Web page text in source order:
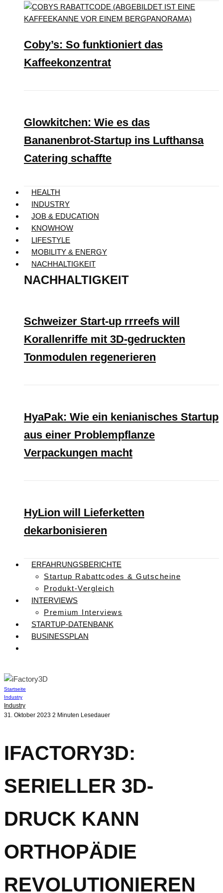
Coby’s: So funktioniert das
Kaffeekonzentrat
Glowkitchen: Wie es das
Bananenbrot-Startup ins Lufthansa
Catering schaffte
HEALTH
INDUSTRY
JOB & EDUCATION
KNOWHOW
LIFESTYLE
MOBILITY & ENERGY
NACHHALTIGKEIT
NACHHALTIGKEIT
Schweizer Start-up rrreefs will
Korallenriffe mit 3D-gedruckten
Tonmodulen regenerieren
HyaPak: Wie ein kenianisches Startup
aus einer Problempflanze
Verpackungen macht
HyLion will Lieferketten
dekarbonisieren
ERFAHRUNGSBERICHTE
Startup Rabattcodes & Gutscheine
Produkt-Vergleich
INTERVIEWS
Premium Interviews
STARTUP-DATENBANK
BUSINESSPLAN
Startseite
Industry
Industry
31. Oktober 2023 2 Minuten Lesedauer
IFACTORY3D:
SERIELLER 3D-
DRUCK KANN
ORTHOPÄDIE
REVOLUTIONIEREN